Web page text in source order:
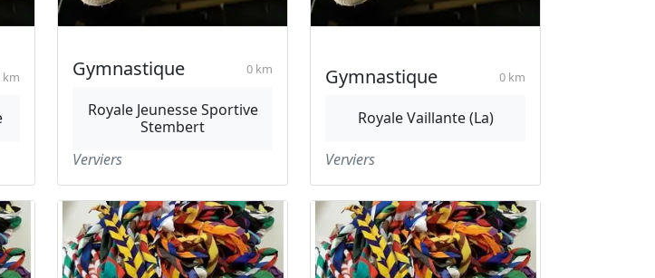
km Gymnastique 0 km
Royale Jeunesse Sportive
Stembert
Verviers
Gymnastique 0 km
Royale Vaillante (La)
Verviers